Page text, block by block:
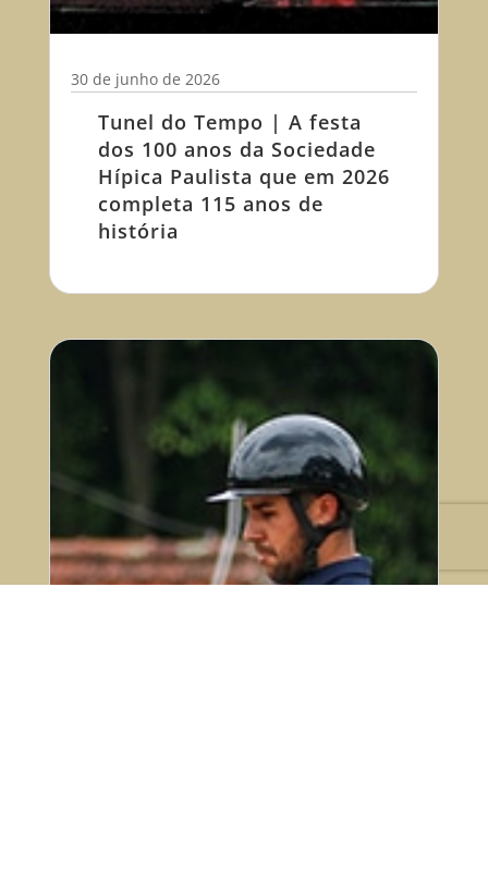
Tunel do Tempo | A festa
dos 100 anos da Sociedade
Hípica Paulista que em 2026
completa 115 anos de
história
30 de junho de 2026